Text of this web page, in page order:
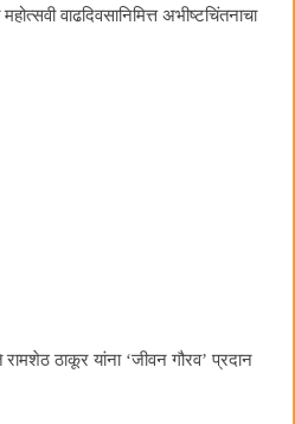
वाढदिवसानिमित्त अभीष्टचिंतनाचा
ठाकूर यांना ‌‘जीवन गौरव‌’ प्रदान